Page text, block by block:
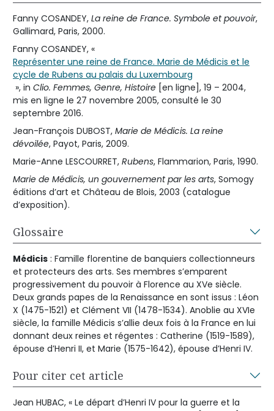
Fanny COSANDEY, La reine de France. Symbole et pouvoir,
Gallimard, Paris, 2000.
Fanny COSANDEY, «
Représenter une reine de France. Marie de Médicis et le
cycle de Rubens au palais du Luxembourg
», in Clio. Femmes, Genre, Histoire [en ligne], 19 – 2004,
mis en ligne le 27 novembre 2005, consulté le 30
septembre 2016.
Jean-François DUBOST, Marie de Médicis. La reine
dévoilée, Payot, Paris, 2009.
Marie-Anne LESCOURRET, Rubens, Flammarion, Paris, 1990.
Marie de Médicis, un gouvernement par les arts, Somogy
éditions d’art et Château de Blois, 2003 (catalogue
d’exposition).
Glossaire
Médicis : Famille florentine de banquiers collectionneurs
et protecteurs des arts. Ses membres s’emparent
progressivement du pouvoir à Florence au XVe siècle.
Deux grands papes de la Renaissance en sont issus : Léon
X (1475-1521) et Clément VII (1478-1534). Anoblie au XVIe
siècle, la famille Médicis s’allie deux fois à la France en lui
donnant deux reines et régentes : Catherine (1519-1589),
épouse d’Henri II, et Marie (1575-1642), épouse d’Henri IV.
Pour citer cet article
Jean HUBAC, « Le départ d’Henri IV pour la guerre et la